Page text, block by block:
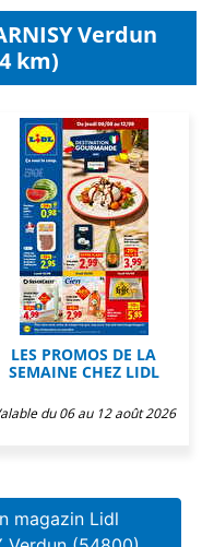
Verdun
km)
LES PROMOS DE LA
SEMAINE CHEZ LIDL
du 06 au 12 août 2026
magazin Lidl